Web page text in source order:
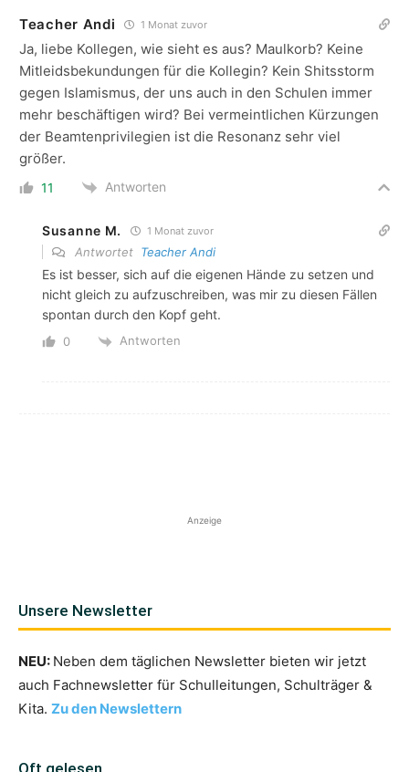
Teacher Andi 1 Monat zuvor
Ja, liebe Kollegen, wie sieht es aus? Maulkorb? Keine
Mitleidsbekundungen für die Kollegin? Kein Shitsstorm
gegen Islamismus, der uns auch in den Schulen immer
mehr beschäftigen wird? Bei vermeintlichen Kürzungen
der Beamtenprivilegien ist die Resonanz sehr viel
größer.
11 Antworten
Susanne M. 1 Monat zuvor
Antwortet Teacher Andi
Es ist besser, sich auf die eigenen Hände zu setzen und
nicht gleich zu aufzuschreiben, was mir zu diesen Fällen
spontan durch den Kopf geht.
0 Antworten
Anzeige
Unsere Newsletter
NEU: Neben dem täglichen Newsletter bieten wir jetzt
auch Fachnewsletter für Schulleitungen, Schulträger &
Kita. Zu den Newslettern
Oft gelesen